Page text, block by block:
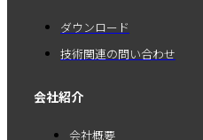
ダウンロード
技術関連の問い合わせ
会社紹介
会社概要